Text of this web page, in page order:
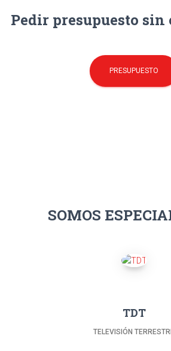
Pedir presupuesto sin
PRESUPUESTO
SOMOS
TDT
TELEVISIÓN